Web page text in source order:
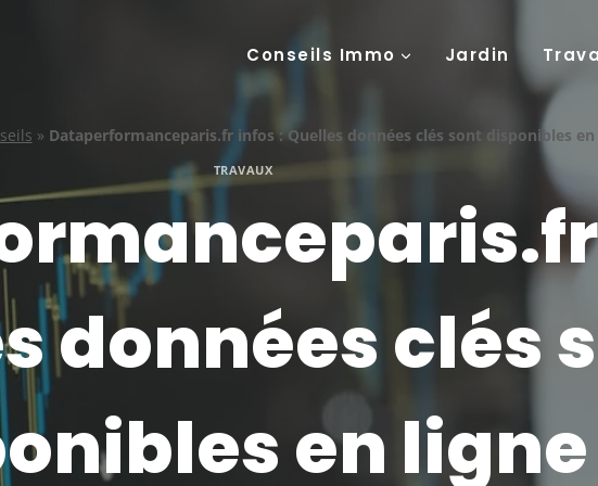
Conseils Immo Jardin
» Dataperformanceparis.fr infos : Quelles données clés sont disponibles en
TRAVAUX
données clés
en ligne